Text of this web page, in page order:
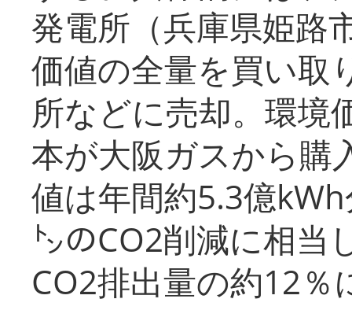
発電所（兵庫県姫路
価値の全量を買い取
所などに売却。環境
本が大阪ガスから購
値は年間約5.3億
㌧のCO2削減に相当
CO2排出量の約12％